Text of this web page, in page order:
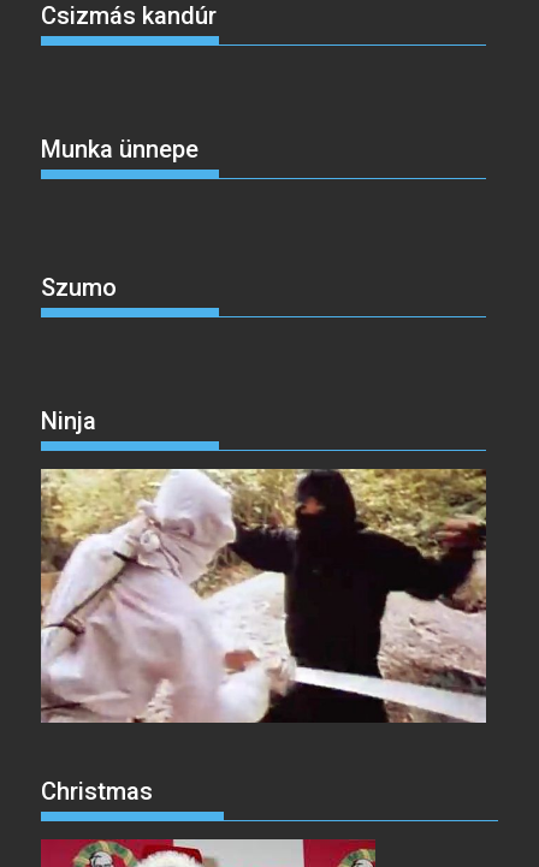
Csizmás kandúr
Munka ünnepe
Szumo
Ninja
Christmas